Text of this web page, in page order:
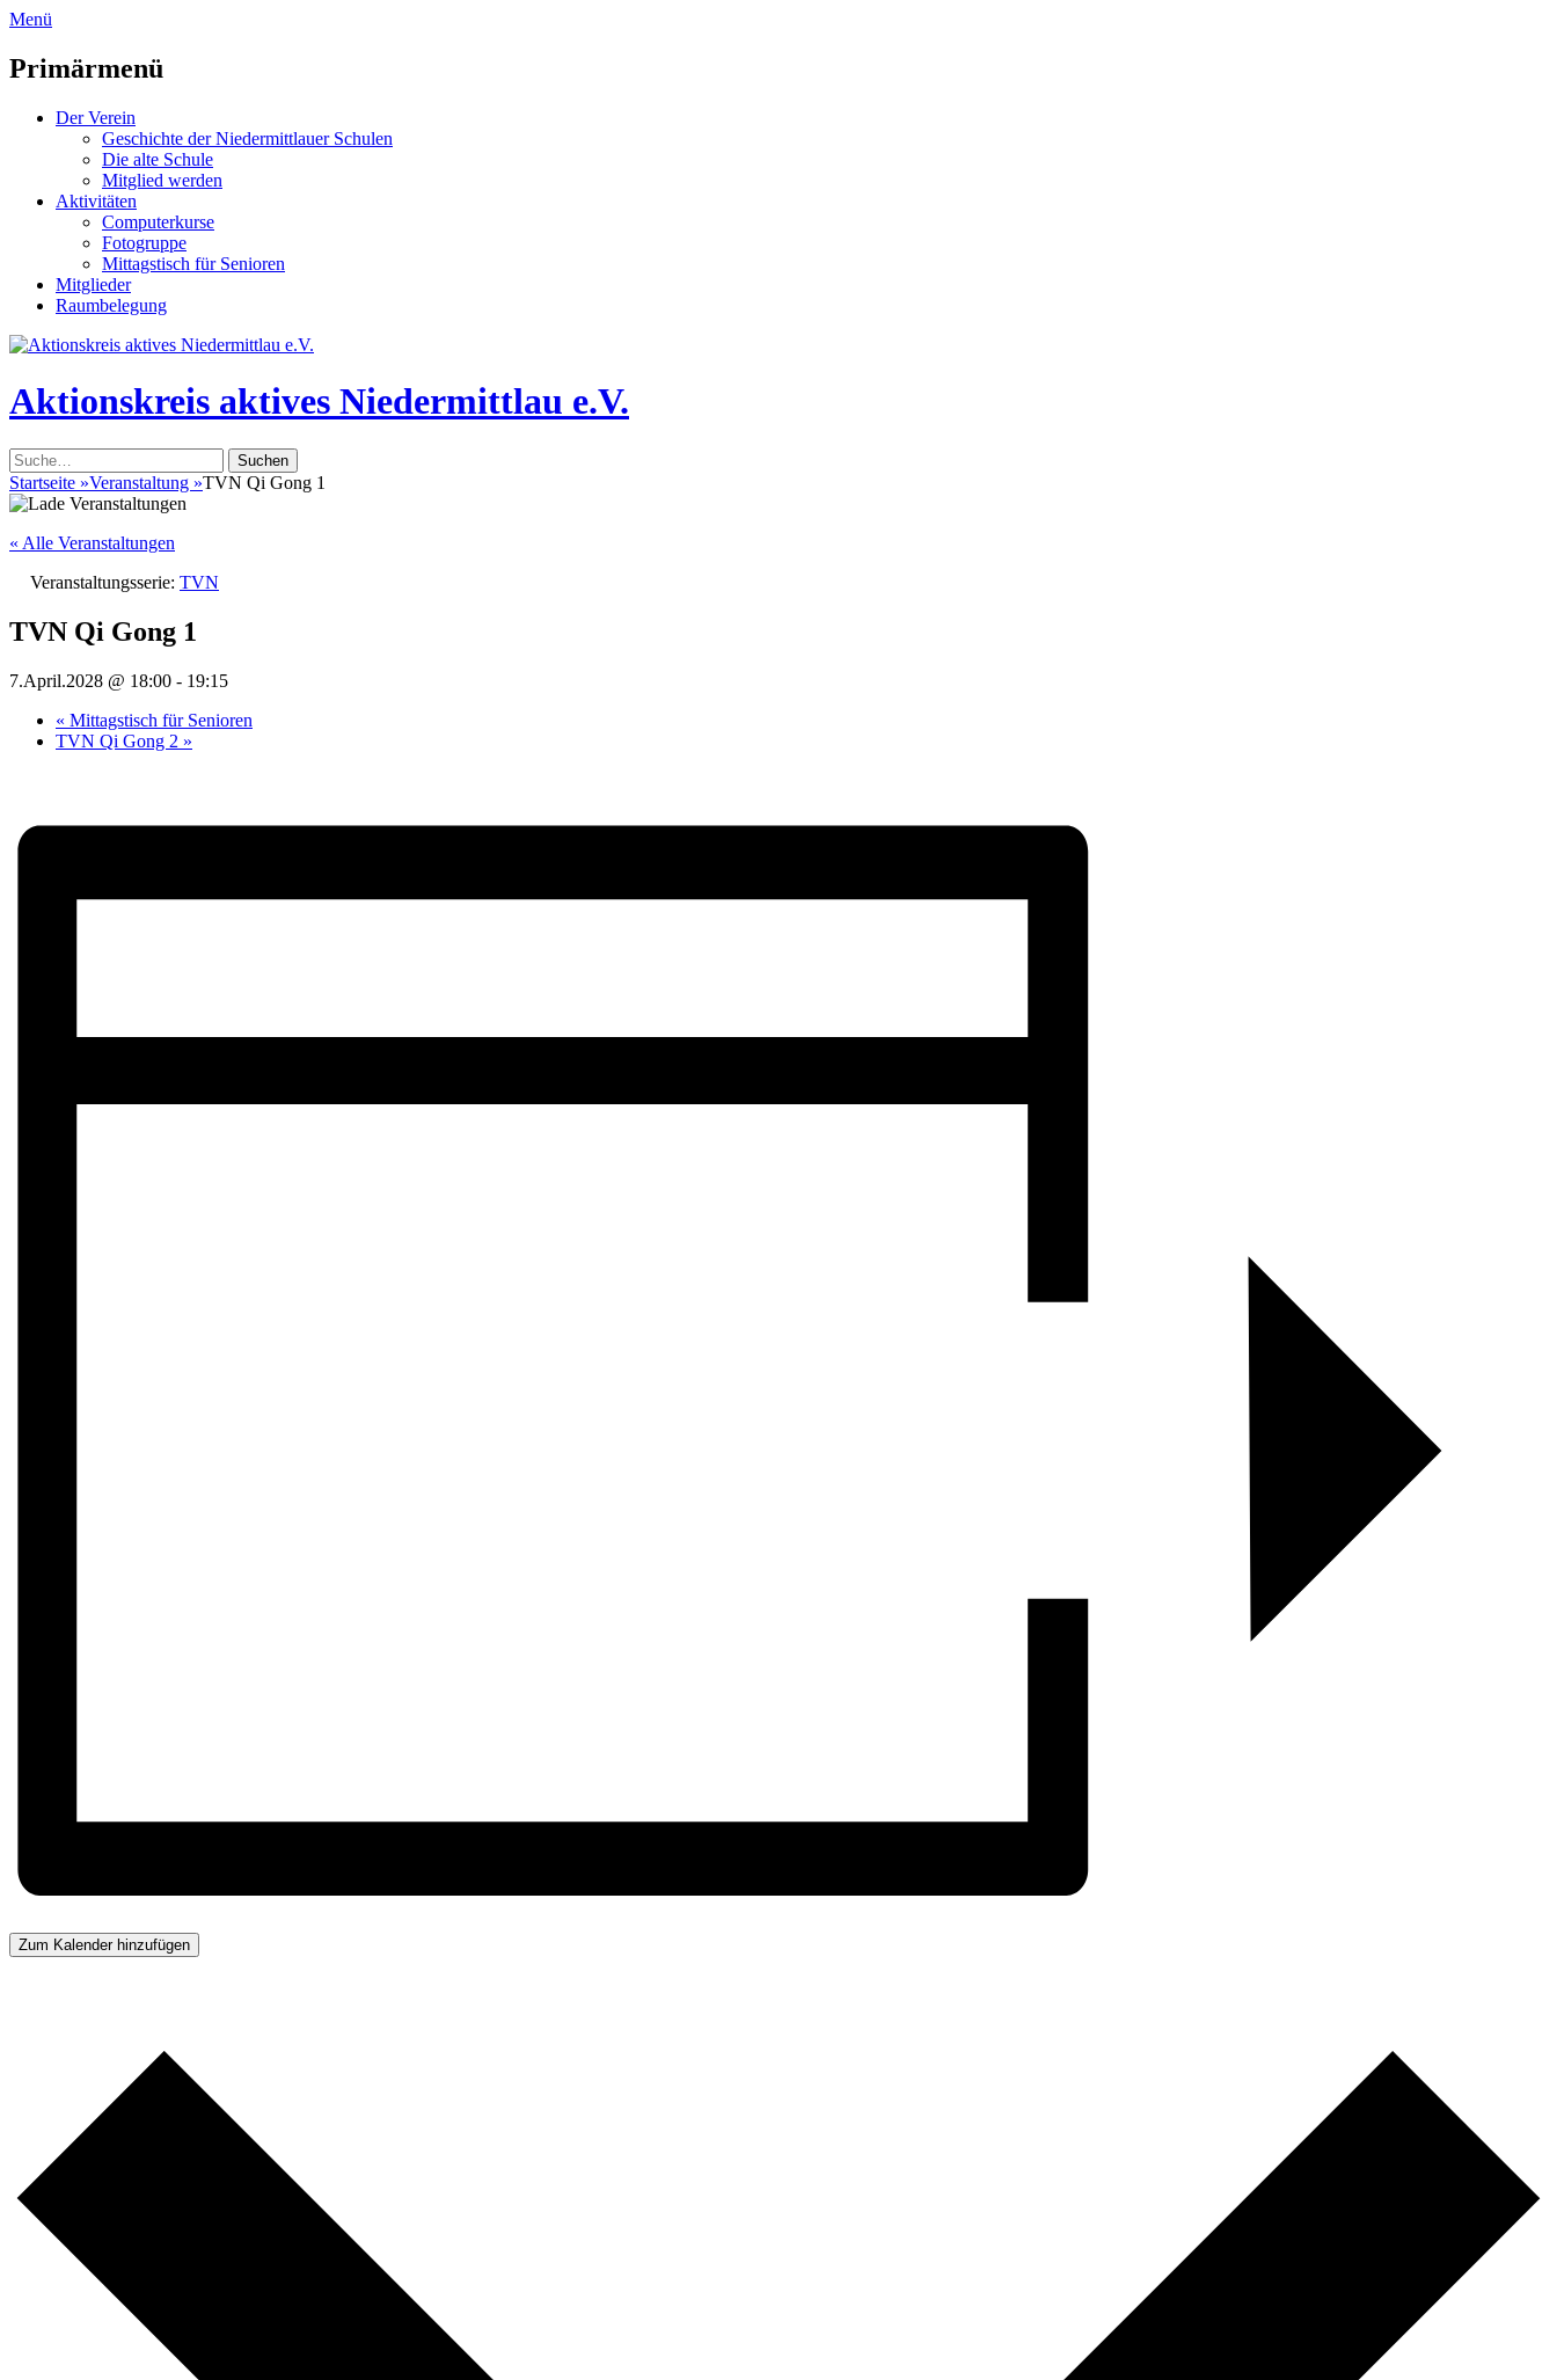
zum
überspringen
Menü
Primärmenü
Der Verein
Geschichte der Niedermittlauer Schulen
Die alte Schule
Mitglied werden
Aktivitäten
Computerkurse
Fotogruppe
Mittagstisch für Senioren
Mitglieder
Raumbelegung
Header
Aktionskreis aktives Niedermittlau e.V.
Suche
nach:
Startseite »Veranstaltung »TVN Qi Gong 1
« Alle Veranstaltungen
Veranstaltungsserie: TVN
TVN Qi Gong 1
7.April.2028 @ 18:00 - 19:15
« Mittagstisch für Senioren
TVN Qi Gong 2 »
Zum Kalender hinzufügen